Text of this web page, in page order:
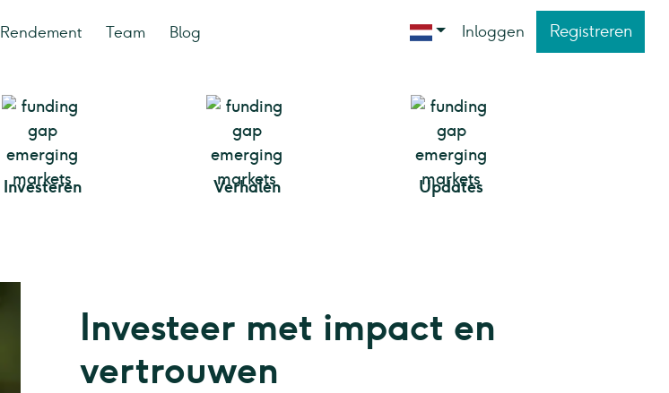
Rendement Team Blog Inloggen Registreren
Investeren Verhalen Updates
Investeer met impact en
vertrouwen